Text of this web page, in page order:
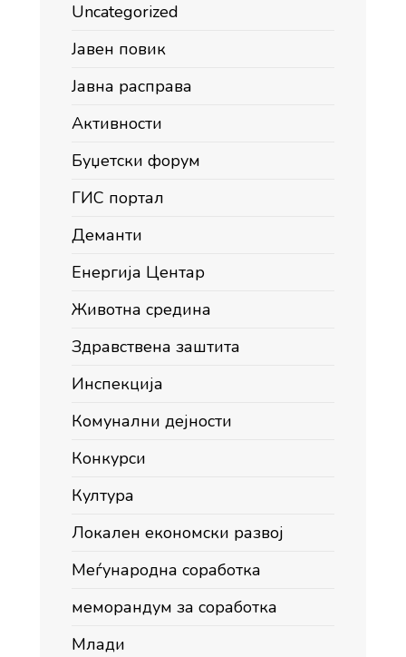
Uncategorized
Јавен повик
Јавна расправа
Активности
Буџетски форум
ГИС портал
Деманти
Енергија Центар
Животна средина
Здравствена заштита
Инспекција
Комунални дејности
Конкурси
Култура
Локален економски развој
Меѓународна соработка
меморандум за соработка
Млади